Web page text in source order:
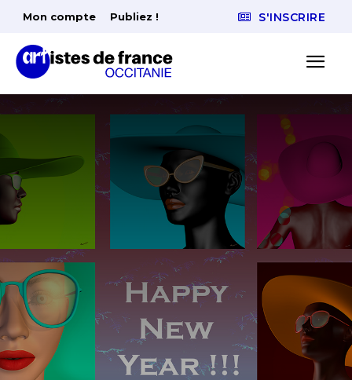
Mon compte Publiez ! S'INSCRIRE